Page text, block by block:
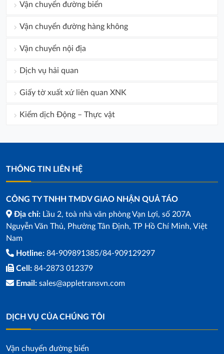
Vận chuyển đường biển
Vận chuyển đường hàng không
Vận chuyển nội địa
Dịch vụ hải quan
Giấy tờ xuất xứ liên quan XNK
Kiểm dịch Động – Thực vật
THÔNG TIN LIÊN HỆ
CÔNG TY TNHH TMDV GIAO NHẬN QUẢ TÁO
Địa chỉ: Lầu 2, toà nhà văn phòng Vạn Lợi, số 207A
Nguyễn Văn Thủ, Phường Tân Định, TP Hồ Chí Minh, Việt
Nam
Hotline: 84-909891385/84-909129297
Cell: 84-2873 012379
Email: sales@appletransvn.com
DỊCH VỤ CỦA CHÚNG TÔI
Vận chuyển đường biển